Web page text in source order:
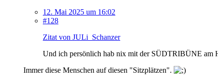
12. Mai 2025 um 16:02
#128
Zitat von JULi_Schanzer
Und ich persönlich hab nix mit der SÜDTRIBÜNE am
Immer diese Menschen auf diesen "Sitzplätzen".